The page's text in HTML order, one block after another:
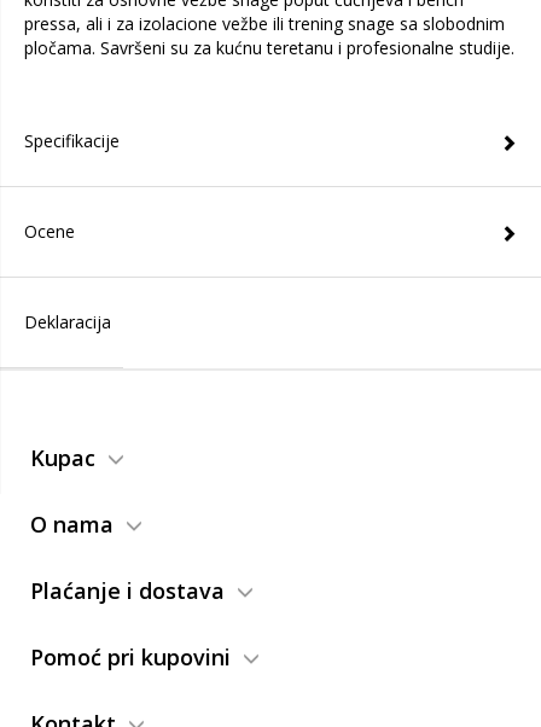
pressa, ali i za izolacione vežbe ili trening snage sa slobodnim
pločama. Savršeni su za kućnu teretanu i profesionalne studije.
Specifikacije
Ocene
Deklaracija
Kupac
O nama
Plaćanje i dostava
Pomoć pri kupovini